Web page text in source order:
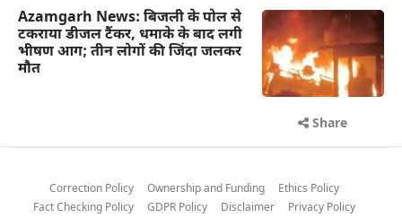
Azamgarh News: बिजली के पोल से
टकराया डीजल टैंकर, धमाके के बाद लगी
भीषण आग; तीन लोगों की जिंदा जलकर
मौत
Share
Correction Policy Ownership and Funding
Ethics Policy
Fact Checking Policy
GDPR Policy Disclaimer
Privacy Policy